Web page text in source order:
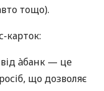
тощо).
карток:
від àбанк — це
що дозволяє